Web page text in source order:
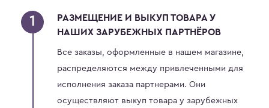
РАЗМЕЩЕНИЕ И ВЫКУП ТОВАРА У
НАШИХ ЗАРУБЕЖНЫХ ПАРТНЁРОВ
Все заказы, оформленные в нашем магазине,
распределяются между привлеченными для
исполнения заказа партнерами. Они
осуществляют выкуп товара у зарубежных